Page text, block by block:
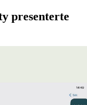
presenterte